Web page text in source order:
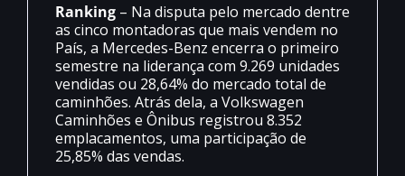
Ranking – Na disputa pelo mercado dentre
as cinco montadoras que mais vendem no
País, a Mercedes-Benz encerra o primeiro
semestre na liderança com 9.269 unidades
vendidas ou 28,64% do mercado total de
caminhões. Atrás dela, a Volkswagen
Caminhões e Ônibus registrou 8.352
emplacamentos, uma participação de
25,85% das vendas.